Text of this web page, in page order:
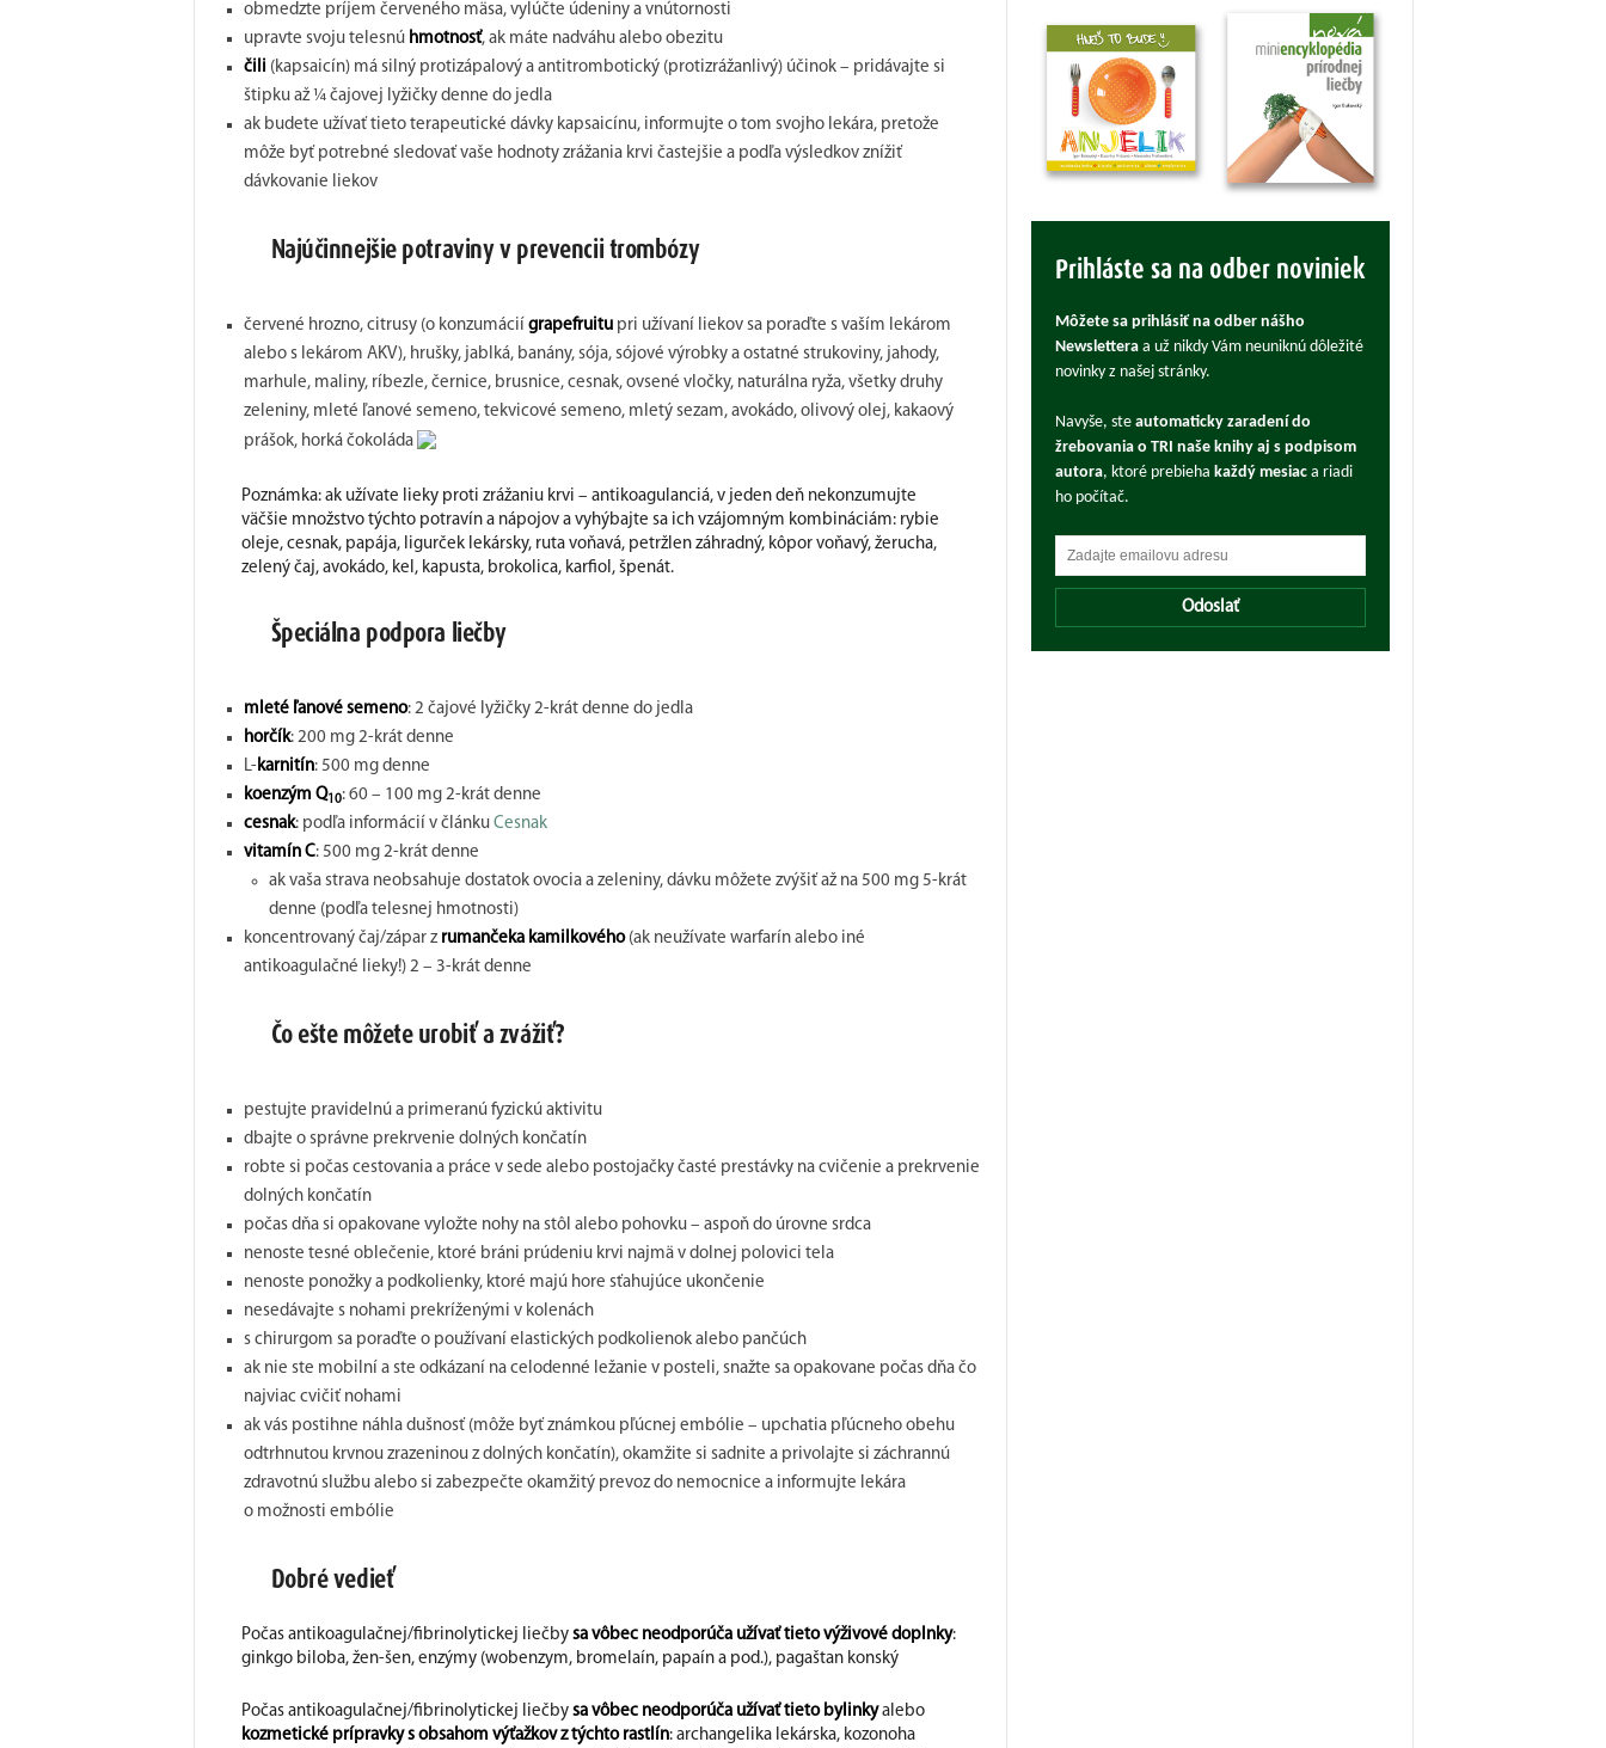
obmedzte príjem červeného mäsa, vylúčte údeniny a vnútornosti
upravte svoju telesnú hmotnosť, ak máte nadváhu alebo obezitu
čili (kapsaicín) má silný protizápalový a antitrombotický (protizrážanlivý) účinok – pridávajte si
štipku až ¼ čajovej lyžičky denne do jedla
ak budete užívať tieto terapeutické dávky kapsaicínu, informujte o tom svojho lekára, pretože
môže byť potrebné sledovať vaše hodnoty zrážania krvi častejšie a podľa výsledkov znížiť
dávkovanie liekov
Najúčinnejšie potraviny v prevencii trombózy
červené hrozno, citrusy (o konzumácií grapefruitupri užívaní liekov sa poraďte s vaším lekárom
alebo s lekárom AKV), hrušky, jablká, banány, sója, sójové výrobky a ostatné strukoviny, jahody,
marhule, maliny, ríbezle, černice, brusnice, cesnak, ovsené vločky, naturálna ryža, všetky druhy
zeleniny, mleté ľanové semeno, tekvicové semeno, mletý sezam, avokádo, olivový olej, kakaový
prášok, horká čokoláda
Poznámka: ak užívate lieky proti zrážaniu krvi – antikoagulanciá, v jeden deň nekonzumujte
väčšie množstvo týchto potravín a nápojov a vyhýbajte sa ich vzájomným kombináciám: rybie
oleje, cesnak, papája, ligurček lekársky, ruta voňavá, petržlen záhradný, kôpor voňavý, žerucha,
zelený čaj, avokádo, kel, kapusta, brokolica, karfiol, špenát.
Špeciálna podpora liečby
mleté ľanové semeno: 2 čajové lyžičky 2-krát denne do jedla
horčík: 200 mg 2-krát denne
L-karnitín: 500 mg denne
koenzým Q10: 60 – 100 mg 2-krát denne
cesnak: podľa informácií v článku Cesnak
vitamín C: 500 mg 2-krát denne
ak vaša strava neobsahuje dostatok ovocia a zeleniny, dávku môžete zvýšiť až na 500 mg 5-krát
denne (podľa telesnej hmotnosti)
koncentrovaný čaj/zápar z rumančeka kamilkového(ak neužívate warfarín alebo iné
antikoagulačné lieky!) 2 – 3-krát denne
Čo ešte môžete urobiť a zvážiť?
pestujte pravidelnú a primeranú fyzickú aktivitu
dbajte o správne prekrvenie dolných končatín
robte si počas cestovania a práce v sede alebo postojačky časté prestávky na cvičenie a prekrvenie
dolných končatín
počas dňa si opakovane vyložte nohy na stôl alebo pohovku – aspoň do úrovne srdca
nenoste tesné oblečenie, ktoré bráni prúdeniu krvi najmä v dolnej polovici tela
nenoste ponožky a podkolienky, ktoré majú hore sťahujúce ukončenie
nesedávajte s nohami prekríženými v kolenách
s chirurgom sa poraďte o používaní elastických podkolienok alebo pančúch
ak nie ste mobilní a ste odkázaní na celodenné ležanie v posteli, snažte sa opakovane počas dňa čo
najviac cvičiť nohami
ak vás postihne náhla dušnosť (môže byť známkou pľúcnej embólie – upchatia pľúcneho obehu
odtrhnutou krvnou zrazeninou z dolných končatín), okamžite si sadnite a privolajte si záchrannú
zdravotnú službu alebo si zabezpečte okamžitý prevoz do nemocnice a informujte lekára
o možnosti embólie
Dobré vedieť
Počas antikoagulačnej/fibrinolytickej liečby sa vôbec neodporúča užívať tieto výživové doplnky:
ginkgo biloba, žen-šen, enzýmy (wobenzym, bromelaín, papaín a pod.), pagaštan konský
Počas antikoagulačnej/fibrinolytickej liečby sa vôbec neodporúča užívať tieto bylinkyalebo
kozmetické prípravky s obsahom výťažkov z týchto rastlín: archangelika lekárska, kozonoha
Prihláste sa na odber noviniek
Môžete sa prihlásiť na odber nášho
Newsletteraa už nikdy Vám neuniknú dôležité
novinky z našej stránky.
Navyše, ste automaticky zaradení do
žrebovania o TRI naše knihy aj s podpisom
autora, ktoré prebieha každý mesiaca riadi
ho počítač.
Odoslať